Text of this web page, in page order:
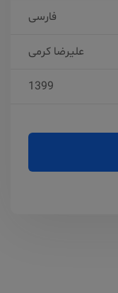
فارسی
علیرضا کرمی
1399